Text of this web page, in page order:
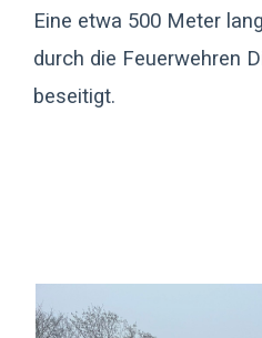
Eine etwa 500 Meter
durch die Feuerwehren
beseitigt.